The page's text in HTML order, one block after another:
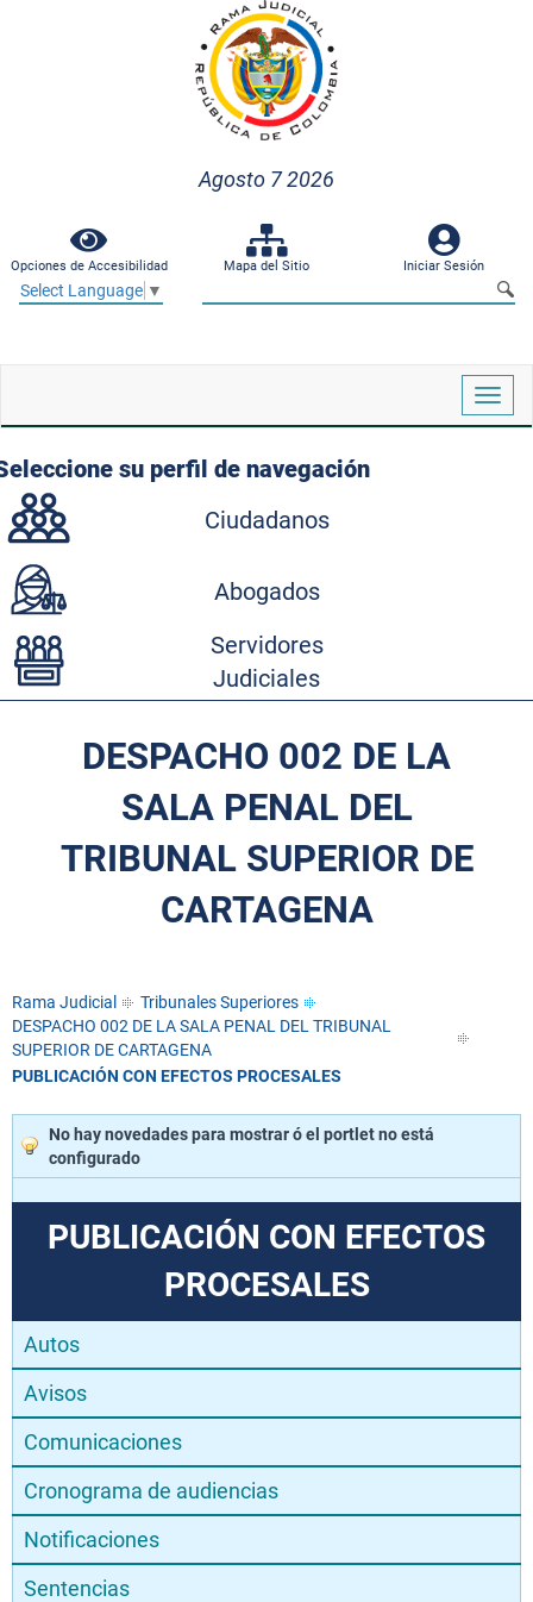
Agosto 7 2026
Opciones de Accesibilidad Mapa del Sitio Iniciar Sesión
Select Language ▼
su perfil de navegación
Ciudadanos
Abogados
Servidores
Judiciales
DESPACHO 002 DE LA
SALA PENAL DEL
TRIBUNAL SUPERIOR DE
CARTAGENA
Rama Judicial
Tribunales Superiores
DESPACHO 002 DE LA SALA PENAL DEL TRIBUNAL
SUPERIOR DE CARTAGENA
PUBLICACIÓN CON EFECTOS PROCESALES
No hay novedades para mostrar ó el portlet no está
configurado
PUBLICACIÓN CON EFECTOS
PROCESALES
Autos
Avisos
Comunicaciones
Cronograma de audiencias
Notificaciones
Sentencias